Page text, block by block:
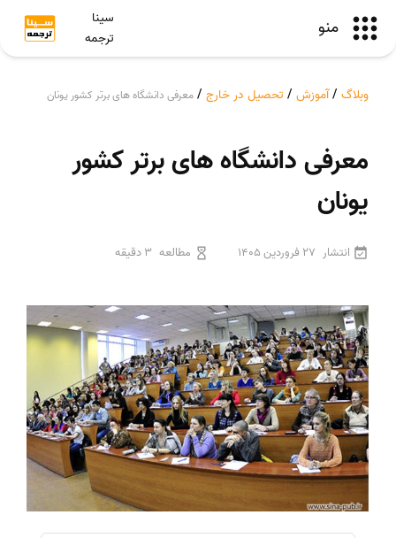
منو
سینا
ترجمه
وبلاگ /آموزش / تحصیل در خارج / معرفی دانشگاه های برتر کشور یونان
معرفی دانشگاه های برتر کشور
یونان
انتشار 27 فروردین 1405 مطالعه 3 دقیقه